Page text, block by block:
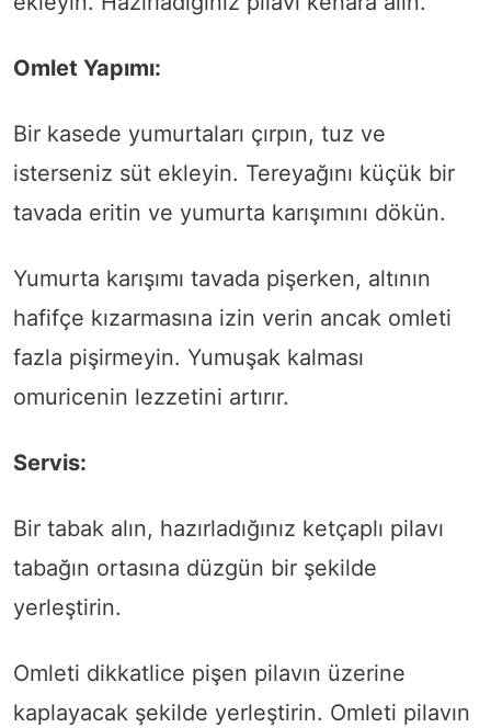
Omlet Yapımı:
Bir kasede yumurtaları çırpın, tuz ve
isterseniz süt ekleyin. Tereyağını küçük bir
tavada eritin ve yumurta karışımını dökün.
Yumurta karışımı tavada pişerken, altının
hafifçe kızarmasına izin verin ancak omleti
fazla pişirmeyin. Yumuşak kalması
omuricenin lezzetini artırır.
Servis:
Bir tabak alın, hazırladığınız ketçaplı pilavı
tabağın ortasına düzgün bir şekilde
yerleştirin.
Omleti dikkatlice pişen pilavın üzerine
kaplayacak şekilde yerleştirin. Omleti pilavın